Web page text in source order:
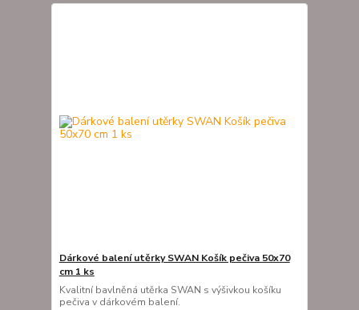
Dárkové balení utěrky SWAN Košík pečiva 50x70
cm 1 ks
Kvalitní bavlněná utěrka SWAN s výšivkou košíku
pečiva v dárkovém balení.